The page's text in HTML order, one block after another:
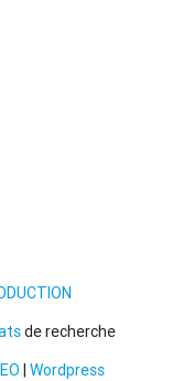
de recherche
| Wordpress